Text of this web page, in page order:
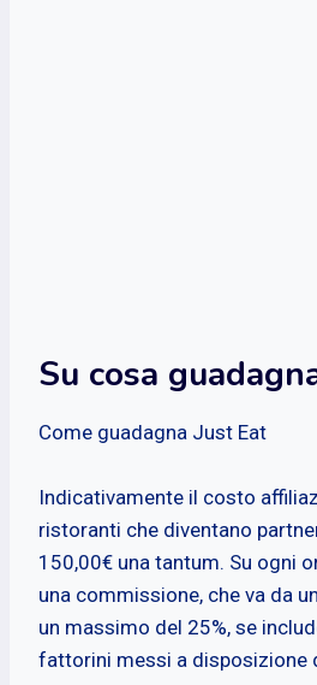
Su cosa
Come guadagna Just Eat
Indicativamente il costo
ristoranti che diventano
150,00€ una tantum. Su ogni
una commissione, che va da
un massimo del 25%, se
fattorini messi a disposizione